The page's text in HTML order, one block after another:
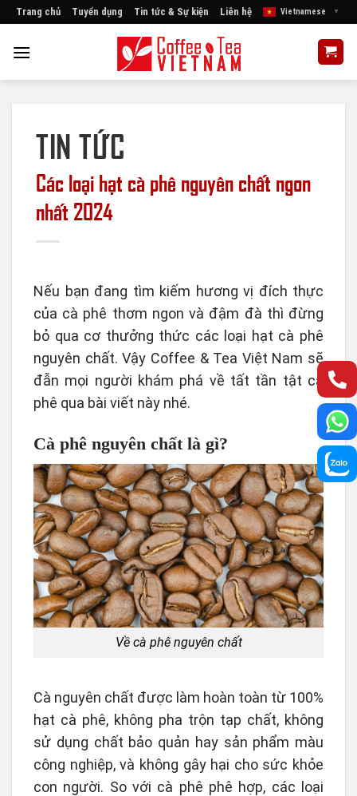
Skip
content
Trang chủ Tuyển dụng Tin tức & Sự kiện Liên hệ Vietnamese ▼
TIN TỨC
Các loại hạt cà phê nguyên chất ngon
nhất 2024
Nếu bạn đang tìm kiếm hương vị đích thực
của cà phê thơm ngon và đậm đà thì đừng
bỏ qua cơ thưởng thức các loại hạt cà phê
nguyên chất. Vậy Coffee & Tea Việt Nam sẽ
đẫn mọi người khám phá về tất tần tật cà
phê qua bài viết này nhé.
Cà phê nguyên chất là gì?
Về cà phê nguyên chất
Cà nguyên chất được làm hoàn toàn từ 100%
hạt cà phê, không pha trộn tạp chất, không
sử dụng chất bảo quản hay sản phẩm màu
công nghiệp, và không gây hại cho sức khỏe
con người. So với cà phê phê hợp, các loại